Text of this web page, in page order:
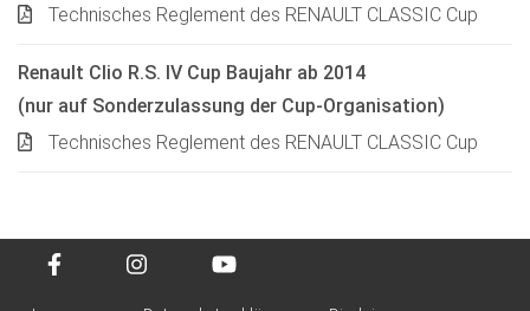
Technisches Reglement des RENAULT CLASSIC Cup
Renault Clio R.S. IV Cup Baujahr ab 2014
(nur auf Sonderzulassung der Cup-Organisation)
Technisches Reglement des RENAULT CLASSIC Cup